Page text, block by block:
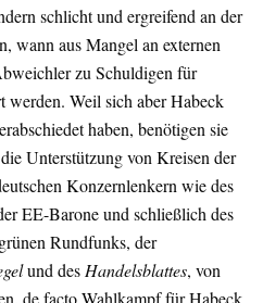
schlicht und ergreifend an der
wann aus Mangel an externen
zu Schuldigen für
werden. Weil sich aber Habeck
haben, benötigen sie
Unterstützung von Kreisen der
Konzernlenkern wie des
EE-Barone und schließlich des
Rundfunks, der
und des Handelsblattes, von
de facto Wahlkampf für Habeck